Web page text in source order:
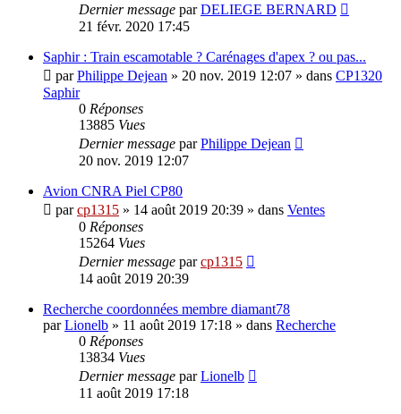
Dernier message parDELIEGE BERNARD
21 févr. 2020 17:45
Saphir : Train escamotable ? Carénages d'apex ? ou pas...
parPhilippe Dejean » 20 nov. 2019 12:07 » dans CP1320
Saphir
0 Réponses
13885 Vues
Dernier message parPhilippe Dejean
20 nov. 2019 12:07
Avion CNRA Piel CP80
parcp1315 » 14 août 2019 20:39 » dans Ventes
0 Réponses
15264 Vues
Dernier message parcp1315
14 août 2019 20:39
Recherche coordonnées membre diamant78
parLionelb » 11 août 2019 17:18 » dans Recherche
0 Réponses
13834 Vues
Dernier message parLionelb
11 août 2019 17:18